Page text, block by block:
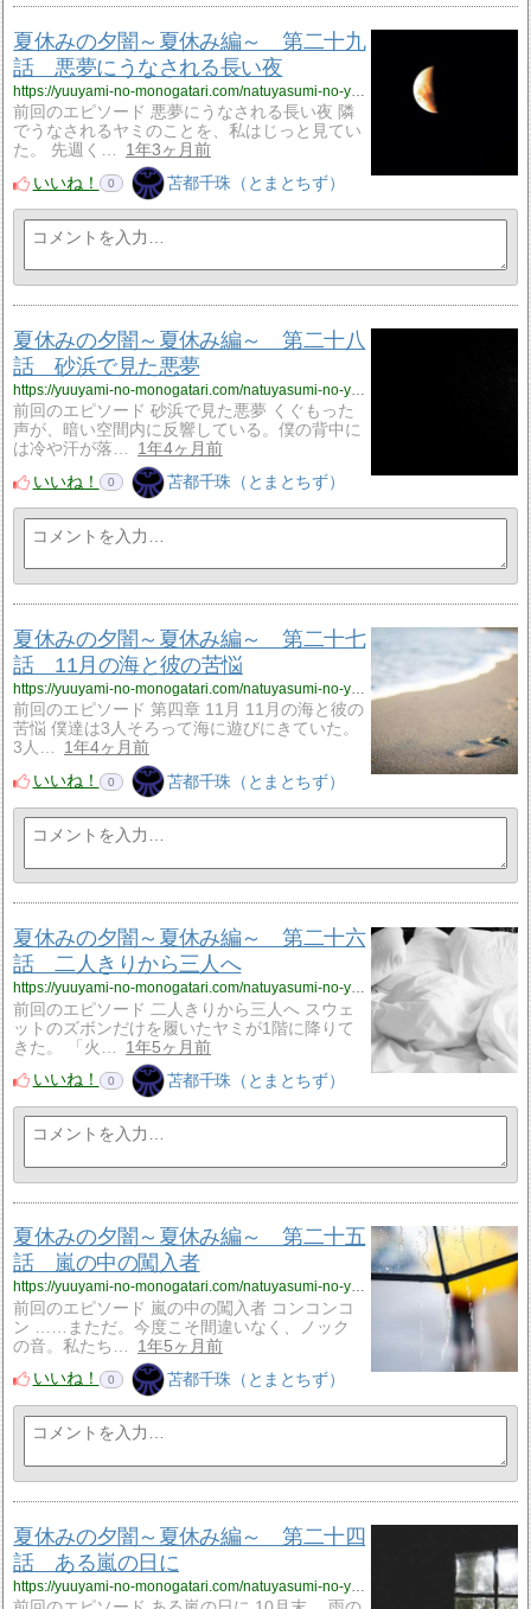
夏休みの夕闇～夏休み編～ 第二十九
話 悪夢にうなされる長い夜
前回のエピソード 悪夢にうなされる長い夜 隣
でうなされるヤミのことを、私はじっと見てい
た。 先週く…
1年3ヶ月前
いいね！
0 苫都千珠（とまとちず）
夏休みの夕闇～夏休み編～ 第二十八
話 砂浜で見た悪夢
https://yuuyami-no-monogatari.com/natuyasumi-no-yuuyami-natuyasumi28/
前回のエピソード 砂浜で見た悪夢 くぐもった
声が、暗い空間内に反響している。僕の背中に
は冷や汗が落…
1年4ヶ月前
いいね！
0 苫都千珠（とまとちず）
夏休みの夕闇～夏休み編～ 第二十七
話 11月の海と彼の苦悩
https://yuuyami-no-monogatari.com/natuyasumi-no-yuuyami-natuyasumi27/
前回のエピソード 第四章 11月 11月の海と彼の
苦悩 僕達は3人そろって海に遊びにきていた。
3人…
1年4ヶ月前
いいね！
0 苫都千珠（とまとちず）
夏休みの夕闇～夏休み編～ 第二十六
話 二人きりから三人へ
https://yuuyami-no-monogatari.com/natuyasumi-no-yuuyami-natuyasumi26/
前回のエピソード 二人きりから三人へ スウェ
ットのズボンだけを履いたヤミが1階に降りて
きた。 「火…
1年5ヶ月前
いいね！
0 苫都千珠（とまとちず）
夏休みの夕闇～夏休み編～ 第二十五
話 嵐の中の闖入者
https://yuuyami-no-monogatari.com/natuyasumi-no-yuuyami-natuyasumi25/
前回のエピソード 嵐の中の闖入者 コンコンコ
ン ……まただ。今度こそ間違いなく、ノック
の音。私たち…
1年5ヶ月前
いいね！
0 苫都千珠（とまとちず）
夏休みの夕闇～夏休み編～ 第二十四
話 ある嵐の日に